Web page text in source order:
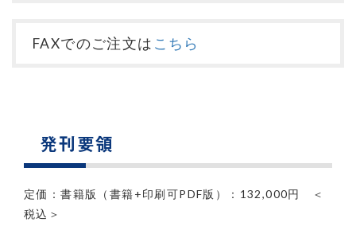
FAXでのご注文は こちら
発刊要領
定価：書籍版（書籍+印刷可PDF版）：132,000円 ＜
税込＞